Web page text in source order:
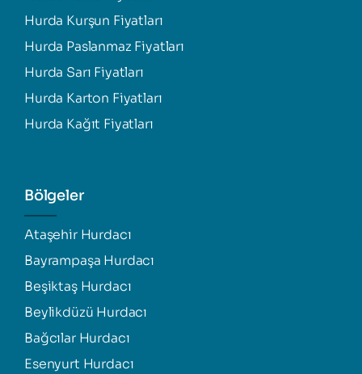
Hurda Kurşun Fiyatları
Hurda Paslanmaz Fiyatları
Hurda Sarı Fiyatları
Hurda Karton Fiyatları
Hurda Kağıt Fiyatları
Bölgeler
Ataşehir Hurdacı
Bayrampaşa Hurdacı
Beşiktaş Hurdacı
Beylikdüzü Hurdacı
Bağcılar Hurdacı
Esenyurt Hurdacı